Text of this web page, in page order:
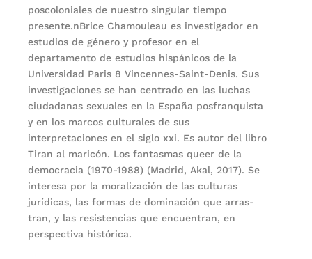
poscoloniales de nuestro singular tiempo
presente.nBrice Chamouleau es investigador en
estudios de género y profesor en el
departamento de estudios his­pánicos de la
Universidad Paris 8 Vincennes-Saint-Denis. Sus
inves­tigaciones se han centrado en las luchas
ciudadanas sexuales en la Es­paña posfranquista
y en los marcos culturales de sus
interpretaciones en el siglo xxi. Es autor del libro
Tiran al maricón. Los fantasmas queer de la
democracia (1970-1988) (Madrid, Akal, 2017). Se
interesa por la mora­lización de las culturas
jurídicas, las formas de dominación que arras­
tran, y las resistencias que encuen­tran, en
perspectiva histórica.